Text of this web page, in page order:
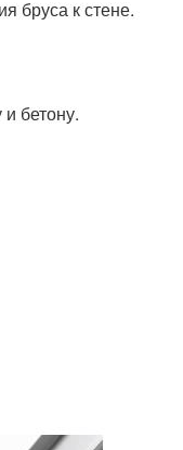
бруса к стене.
бетону.